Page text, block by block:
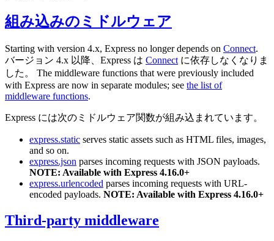
組み込みのミドルウェア
Starting with version 4.x, Express no longer depends on Connect.
バージョン 4.x 以降、Express は Connect に依存しなくなりま
した。 The middleware functions that were previously included
with Express are now in separate modules; see the list of
middleware functions.
Express には次のミドルウェア関数が組み込まれています。
express.static serves static assets such as HTML files, images,
and so on.
express.json parses incoming requests with JSON payloads.
NOTE: Available with Express 4.16.0+
express.urlencoded parses incoming requests with URL-
encoded payloads. NOTE: Available with Express 4.16.0+
Third-party middleware